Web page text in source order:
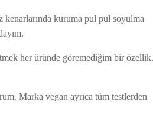
kuruma pul pul soyulma
her üründe göremediğim bir özellik.
Marka vegan ayrıca tüm testlerden